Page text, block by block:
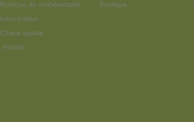
Politique de confidentialité
Infos Institut
Charte qualité
Portrait
BoutIque